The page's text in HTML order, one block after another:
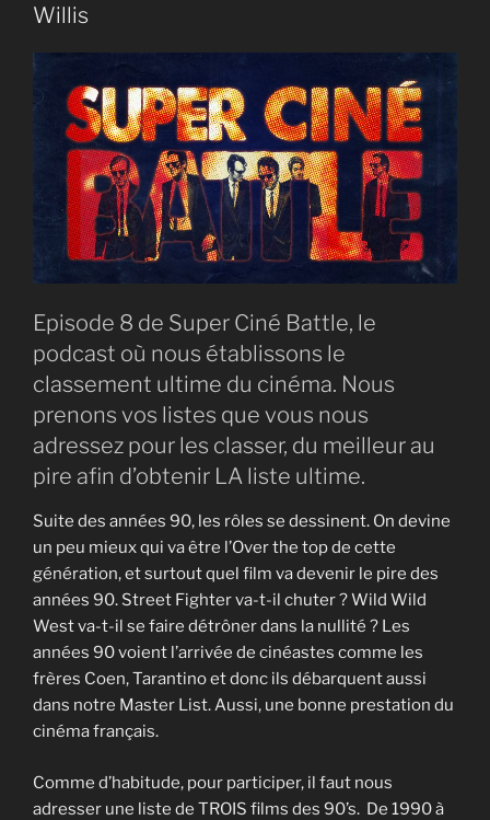
Willis
Episode 8 de Super Ciné Battle, le
podcast où nous établissons le
classement ultime du cinéma. Nous
prenons vos listes que vous nous
adressez pour les classer, du meilleur au
pire afin d’obtenir LA liste ultime.
Suite des années 90, les rôles se dessinent. On devine
un peu mieux qui va être l’Over the top de cette
génération, et surtout quel film va devenir le pire des
années 90. Street Fighter va-t-il chuter ? Wild Wild
West va-t-il se faire détrôner dans la nullité ? Les
années 90 voient l’arrivée de cinéastes comme les
frères Coen, Tarantino et donc ils débarquent aussi
dans notre Master List. Aussi, une bonne prestation du
cinéma français.
Comme d’habitude, pour participer, il faut nous
adresser une liste de TROIS films des 90’s. De 1990 à